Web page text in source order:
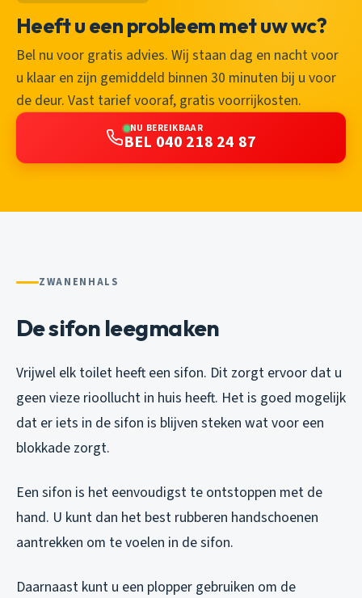
Heeft u een probleem met uw wc?
Bel nu voor gratis advies. Wij staan dag en nacht voor
u klaar en zijn gemiddeld binnen 30 minuten bij u voor
de deur. Vast tarief vooraf, gratis voorrijkosten.
NU BEREIKBAAR
BEL 040 218 24 87
ZWANENHALS
De sifon leegmaken
Vrijwel elk toilet heeft een sifon. Dit zorgt ervoor dat u
geen vieze rioollucht in huis heeft. Het is goed mogelijk
dat er iets in de sifon is blijven steken wat voor een
blokkade zorgt.
Een sifon is het eenvoudigst te ontstoppen met de
hand. U kunt dan het best rubberen handschoenen
aantrekken om te voelen in de sifon.
Daarnaast kunt u een plopper gebruiken om de